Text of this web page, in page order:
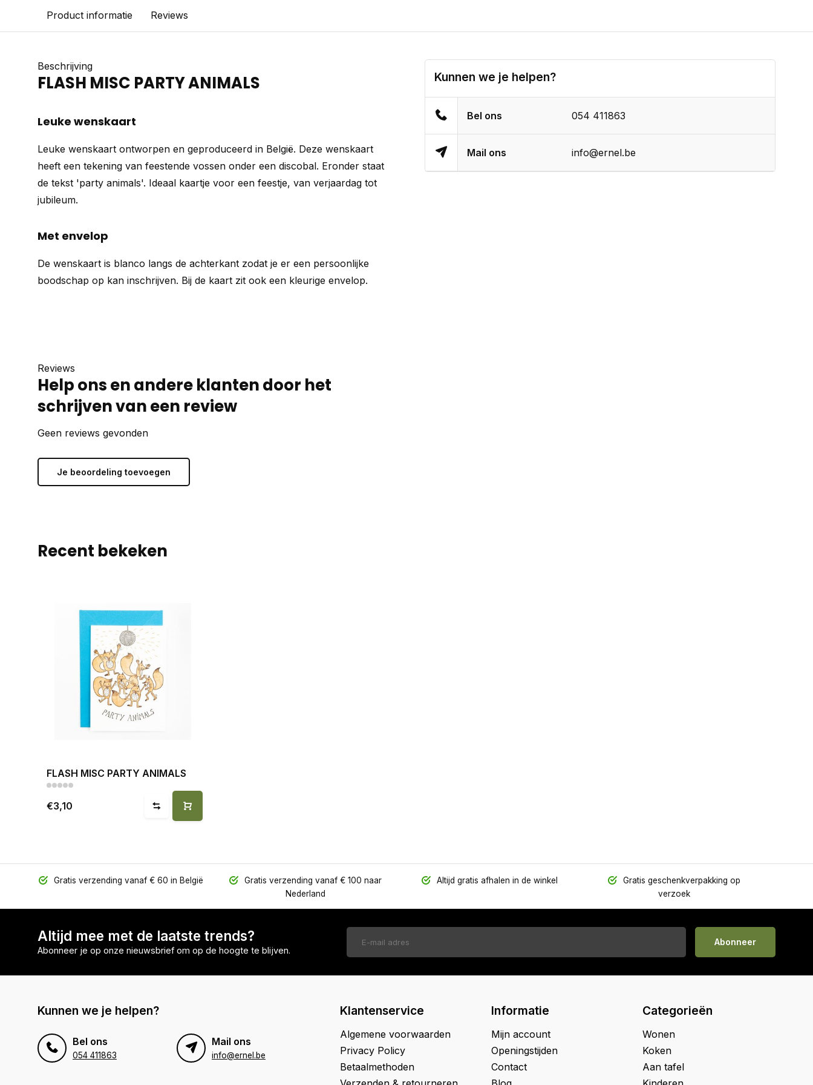
Product informatie Reviews
Beschrijving
FLASH MISC PARTY ANIMALS
Leuke wenskaart
Leuke wenskaart ontworpen en geproduceerd in België. Deze wenskaart
heeft een tekening van feestende vossen onder een discobal. Eronder staat
de tekst 'party animals'. Ideaal kaartje voor een feestje, van verjaardag tot
jubileum.
Met envelop
De wenskaart is blanco langs de achterkant zodat je er een persoonlijke
boodschap op kan inschrijven. Bij de kaart zit ook een kleurige envelop.
Kunnen we je helpen?
Bel ons 054 411863
Mail ons info@ernel.be
Reviews
Help ons en andere klanten door het
schrijven van een review
Geen reviews gevonden
Je beoordeling toevoegen
Recent bekeken
FLASH MISC PARTY ANIMALS
€3,10
Gratis verzending vanaf € 60 in België
Gratis verzending vanaf € 100 naar
Nederland
Altijd gratis afhalen in de winkel
Gratis geschenkverpakking op
verzoek
Altijd mee met de laatste trends?
Abonneer je op onze nieuwsbrief om op de hoogte te blijven.
Abonneer
Kunnen we je helpen?
Bel ons
054 411863
Mail ons
info@ernel.be
Klantenservice
Algemene voorwaarden
Privacy Policy
Betaalmethoden
Informatie
Mijn account
Openingstijden
Contact
Categorieën
Wonen
Koken
Aan tafel